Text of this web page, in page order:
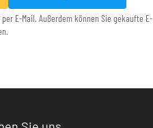
E-Mail. Außerdem können Sie gekaufte E-